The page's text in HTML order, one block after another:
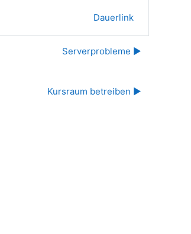
Dauerlink
Serverprobleme ▶︎
Kursraum betreiben ▶︎